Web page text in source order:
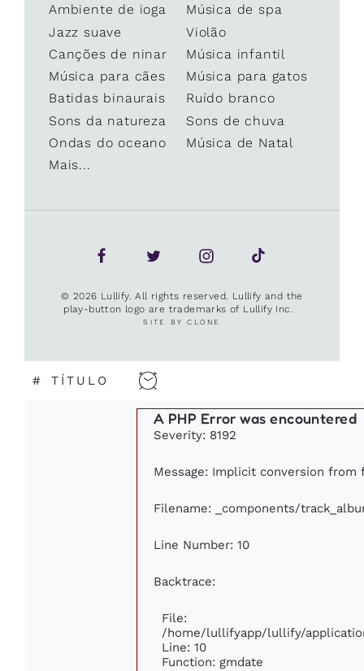
Ambiente de ioga
Música de spa
Jazz suave
Violão
Canções de ninar
Música infantil
Música para cães
Música para gatos
Batidas binaurais
Ruído branco
Sons da natureza
Sons de chuva
Ondas do oceano
Música de Natal
Mais...
© 2026 Lullify. All rights reserved. Lullify and the
play-button logo are trademarks of Lullify Inc.
SITE BY CLONE
# TÍTULO
A PHP Error was encountered
Severity: 8192
Message: Implicit conversion from
Filename: _components/
Line Number: 10
Backtrace:
File:
/home/lullifyapp/lullify/
Line: 10
Function: gmdate